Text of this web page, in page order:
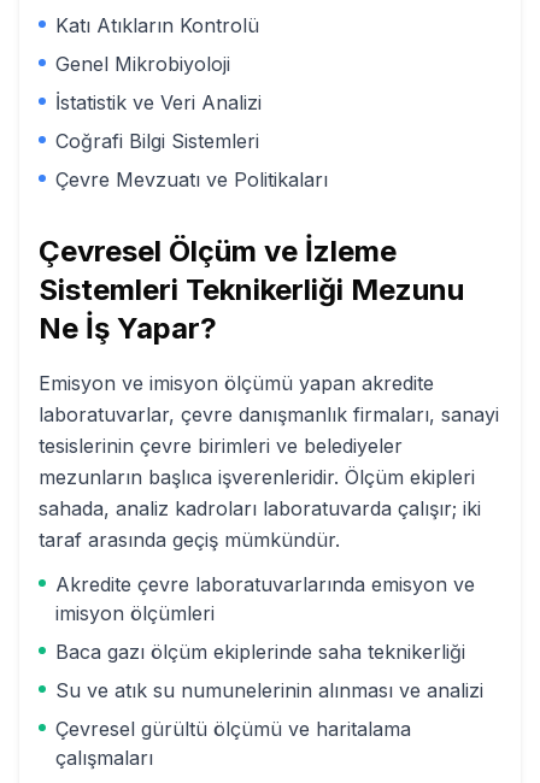
Katı Atıkların Kontrolü
Genel Mikrobiyoloji
İstatistik ve Veri Analizi
Coğrafi Bilgi Sistemleri
Çevre Mevzuatı ve Politikaları
Çevresel Ölçüm ve İzleme
Sistemleri Teknikerliği Mezunu
Ne İş Yapar?
Emisyon ve imisyon ölçümü yapan akredite
laboratuvarlar, çevre danışmanlık firmaları, sanayi
tesislerinin çevre birimleri ve belediyeler
mezunların başlıca işverenleridir. Ölçüm ekipleri
sahada, analiz kadroları laboratuvarda çalışır; iki
taraf arasında geçiş mümkündür.
Akredite çevre laboratuvarlarında emisyon ve
imisyon ölçümleri
Baca gazı ölçüm ekiplerinde saha teknikerliği
Su ve atık su numunelerinin alınması ve analizi
Çevresel gürültü ölçümü ve haritalama
çalışmaları